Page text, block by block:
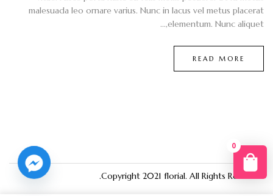
malesuada leo ornare varius. Nunc in lacus vel metus placerat
elementum. Nunc aliquet,...
READ MORE
Copyright 2021 florial. All Rights Reserved.
0